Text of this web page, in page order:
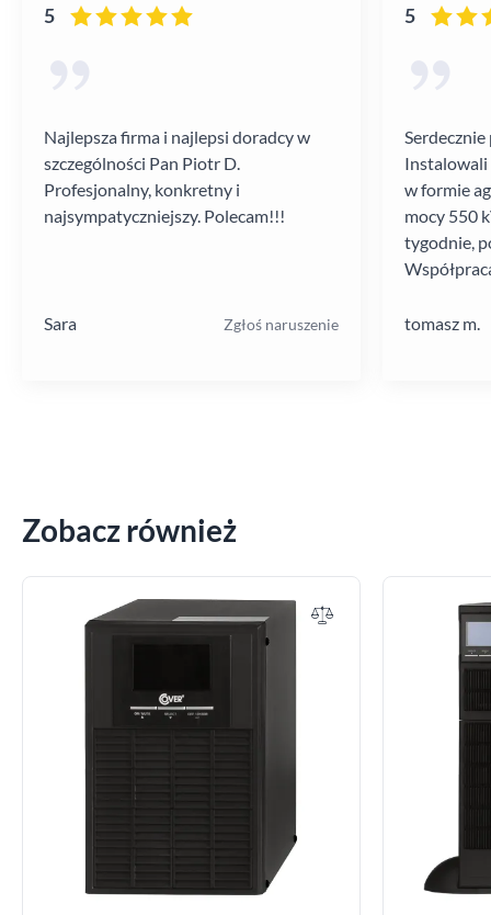
5
Najlepsza firma i najlepsi doradcy w
szczególności Pan Piotr D.
Profesjonalny, konkretny i
najsympatyczniejszy. Polecam!!!
Sara Zgłoś naruszenie
5
Instalowali
w formie
mocy 550
tygodnie,
tomasz m.
Zobacz również